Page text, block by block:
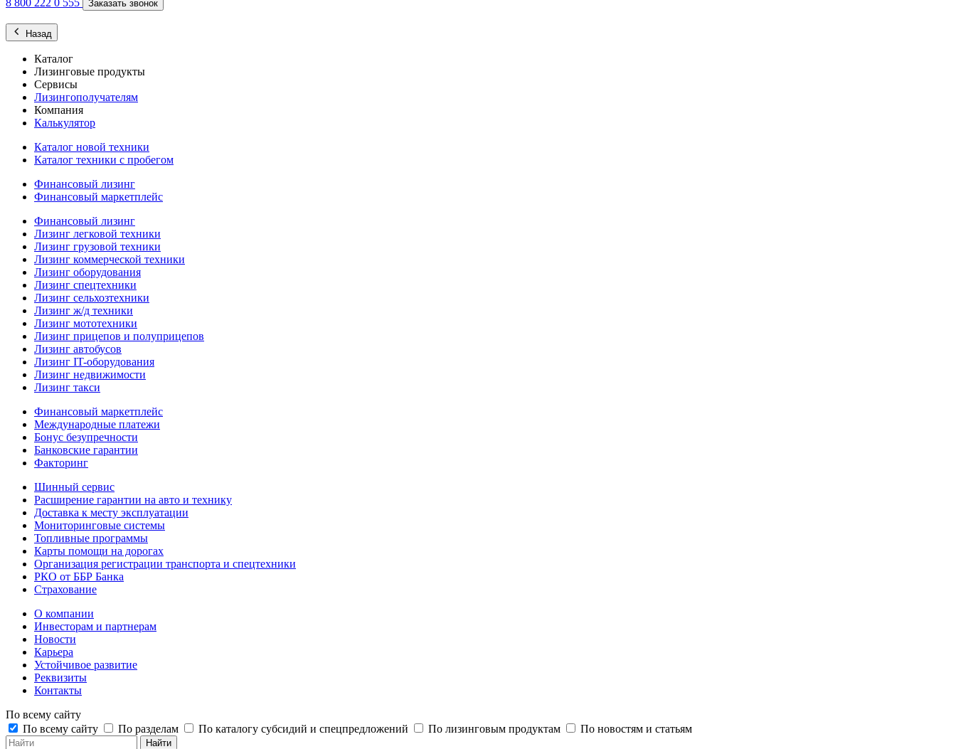
8 800 222 0 555 Заказать звонок
Назад
Каталог
Лизинговые продукты
Сервисы
Лизингополучателям
Компания
Калькулятор
Каталог новой техники
Каталог техники с пробегом
Финансовый лизинг
Финансовый маркетплейс
Финансовый лизинг
Лизинг легковой техники
Лизинг грузовой техники
Лизинг коммерческой техники
Лизинг оборудования
Лизинг спецтехники
Лизинг сельхозтехники
Лизинг ж/д техники
Лизинг мототехники
Лизинг прицепов и полуприцепов
Лизинг автобусов
Лизинг IT-оборудования
Лизинг недвижимости
Лизинг такси
Финансовый маркетплейс
Международные платежи
Бонус безупречности
Банковские гарантии
Факторинг
Шинный сервис
Расширение гарантии на авто и технику
Доставка к месту эксплуатации
Мониторинговые системы
Топливные программы
Карты помощи на дорогах
Организация регистрации транспорта и спецтехники
РКО от ББР Банка
Страхование
О компании
Инвесторам и партнерам
Новости
Карьера
Устойчивое развитие
Реквизиты
Контакты
По всему сайту
По всему сайту
По разделам По каталогу субсидий и спецпредложений По лизинговым продуктам По новостям и статьям
Найти